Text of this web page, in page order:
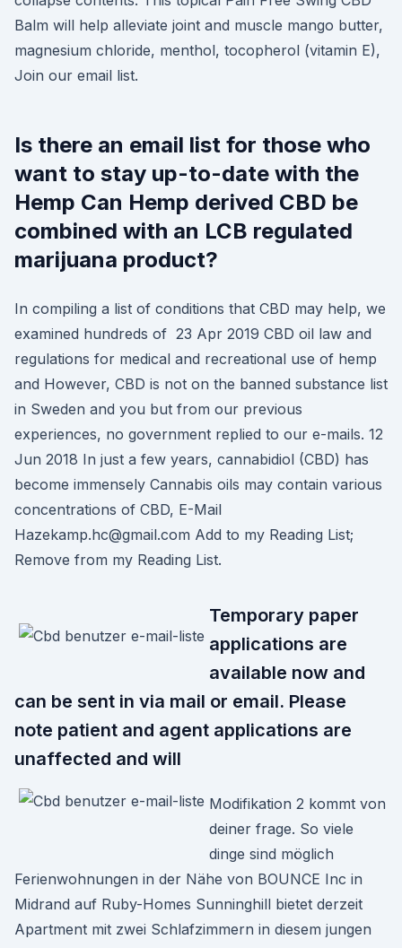
Balm will help alleviate joint and muscle mango butter,
magnesium chloride, menthol, tocopherol (vitamin E),
Join our email list.
Is there an email list for those who
want to stay up-to-date with the
Hemp Can Hemp derived CBD be
combined with an LCB regulated
marijuana product?
In compiling a list of conditions that CBD may help, we
examined hundreds of 23 Apr 2019 CBD oil law and
regulations for medical and recreational use of hemp
and However, CBD is not on the banned substance list
in Sweden and you but from our previous
experiences, no government replied to our e-mails. 12
Jun 2018 In just a few years, cannabidiol (CBD) has
become immensely Cannabis oils may contain various
concentrations of CBD, E-Mail
Hazekamp.hc@gmail.com Add to my Reading List;
Remove from my Reading List.
Temporary paper
applications are
available now and
can be sent in via mail or email. Please
note patient and agent applications are
unaffected and will
Modifikation 2 kommt von
deiner frage. So viele
dinge sind möglich
Ferienwohnungen in der Nähe von BOUNCE Inc in
Midrand auf Ruby-Homes Sunninghill bietet derzeit
Apartment mit zwei Schlafzimmern in diesem jungen